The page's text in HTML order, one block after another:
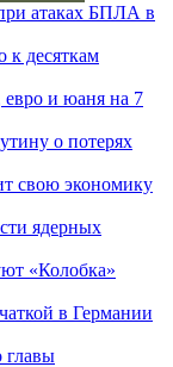
атаках БПЛА в
к десяткам
евро и юаня на 7
о потерях
свою экономику
ядерных
«Колобка»
в Германии
главы